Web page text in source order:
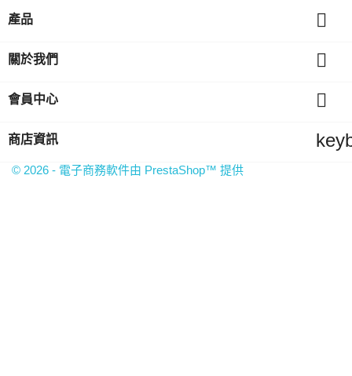
產品 
關於我們 
會員中心 
商店資訊
© 2026 - 電子商務軟件由 PrestaShop™ 提供